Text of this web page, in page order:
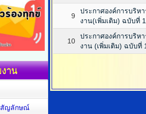
9
ประกาศองค์การบริห
งาน(เพิ่มเติม) ฉบับที่
10
ประกาศองค์การบริห
งาน (เพิ่มเติม) ฉบับที่
าน
สัญลักษณ์